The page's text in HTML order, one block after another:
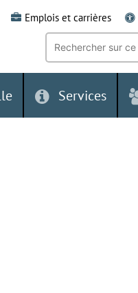
Emplois et carrières
Recherche
mot-
clé:Services